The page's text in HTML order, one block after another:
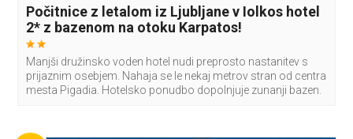
Počitnice z letalom iz Ljubljane v Iolkos hotel
2* z bazenom na otoku Karpatos!
Manjši družinsko voden hotel nudi preprosto nastanitev s
prijaznim osebjem. Nahaja se le nekaj metrov stran od centra
mesta Pigadia. Hotelsko ponudbo dopolnjuje zunanji bazen.